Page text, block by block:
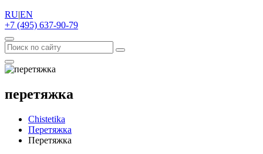
RU|EN
+7 (495) 637-90-79
перетяжка
Chistetika
Перетяжка
Перетяжка